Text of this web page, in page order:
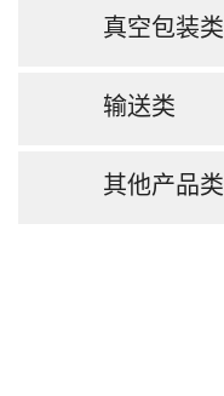
真空包装类
输送类
其他产品类